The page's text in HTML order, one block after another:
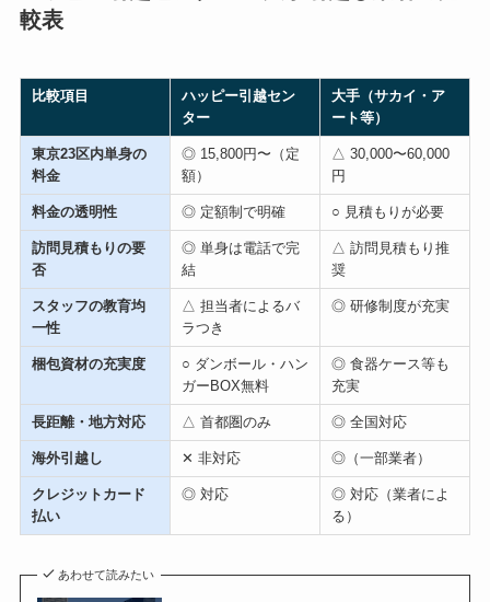
較表
比較項目
ハッピー引越セン
ター
大手（サカイ・ア
ート等）
東京23区内単身の
料金
◎ 15,800円〜（定
額）
△ 30,000〜60,000
円
料金の透明性 ◎ 定額制で明確 ○ 見積もりが必要
訪問見積もりの要
否
◎ 単身は電話で完
結
△ 訪問見積もり推
奨
スタッフの教育均
一性
△ 担当者によるバ
ラつき
◎ 研修制度が充実
梱包資材の充実度
○ ダンボール・ハン
ガーBOX無料
◎ 食器ケース等も
充実
長距離・地方対応 △ 首都圏のみ ◎ 全国対応
海外引越し ✕ 非対応 ◎（一部業者）
クレジットカード
払い
◎ 対応
◎ 対応（業者によ
る）
あわせて読みたい